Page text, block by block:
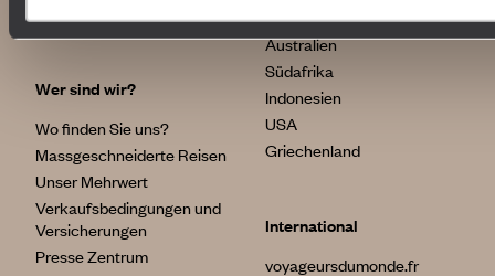
Wer sind wir?
Wo finden Sie uns?
Massgeschneiderte Reisen
Unser Mehrwert
Verkaufsbedingungen und
Versicherungen
Presse Zentrum
Ägypten
Australien
Südafrika
Indonesien
USA
Griechenland
International
voyageursdumonde.fr